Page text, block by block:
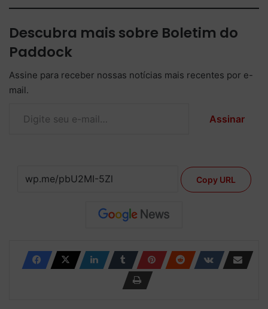
Descubra mais sobre Boletim do
Paddock
Assine para receber nossas notícias mais recentes por e-
mail.
Assinar
Copy URL